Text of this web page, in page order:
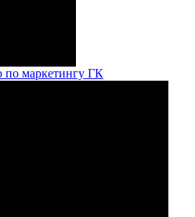
по маркетингу ГК